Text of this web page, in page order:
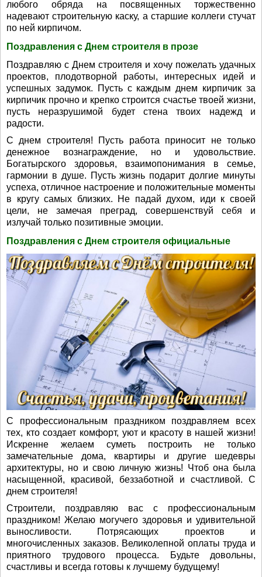
любого обряда на посвященных торжественно
надевают строительную каску, а старшие коллеги стучат
по ней кирпичом.
Поздравления с Днем строителя в прозе
Поздравляю с Днем строителя и хочу пожелать удачных
проектов, плодотворной работы, интересных идей и
успешных задумок. Пусть с каждым днем кирпичик за
кирпичик прочно и крепко строится счастье твоей жизни,
пусть неразрушимой будет стена твоих надежд и
радости.
С днем строителя! Пусть работа приносит не только
денежное вознаграждение, но и удовольствие.
Богатырского здоровья, взаимопонимания в семье,
гармонии в душе. Пусть жизнь подарит долгие минуты
успеха, отличное настроение и положительные моменты
в кругу самых близких. Не падай духом, иди к своей
цели, не замечая преград, совершенствуй себя и
излучай только позитивные эмоции.
Поздравления с Днем строителя официальные
С профессиональным праздником поздравляем всех
тех, кто создает комфорт, уют и красоту в нашей жизни!
Искренне желаем суметь построить не только
замечательные дома, квартиры и другие шедевры
архитектуры, но и свою личную жизнь! Чтоб она была
насыщенной, красивой, беззаботной и счастливой. С
днем строителя!
Строители, поздравляю вас с профессиональным
праздником! Желаю могучего здоровья и удивительной
выносливости. Потрясающих проектов и
многочисленных заказов. Великолепной оплаты труда и
приятного трудового процесса. Будьте довольны,
счастливы и всегда готовы к лучшему будущему!